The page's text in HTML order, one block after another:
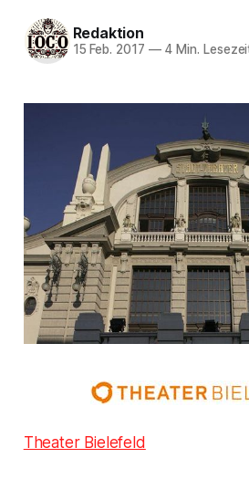
Redaktion
15 Feb. 2017 —4 Min.
Theater Bielefeld